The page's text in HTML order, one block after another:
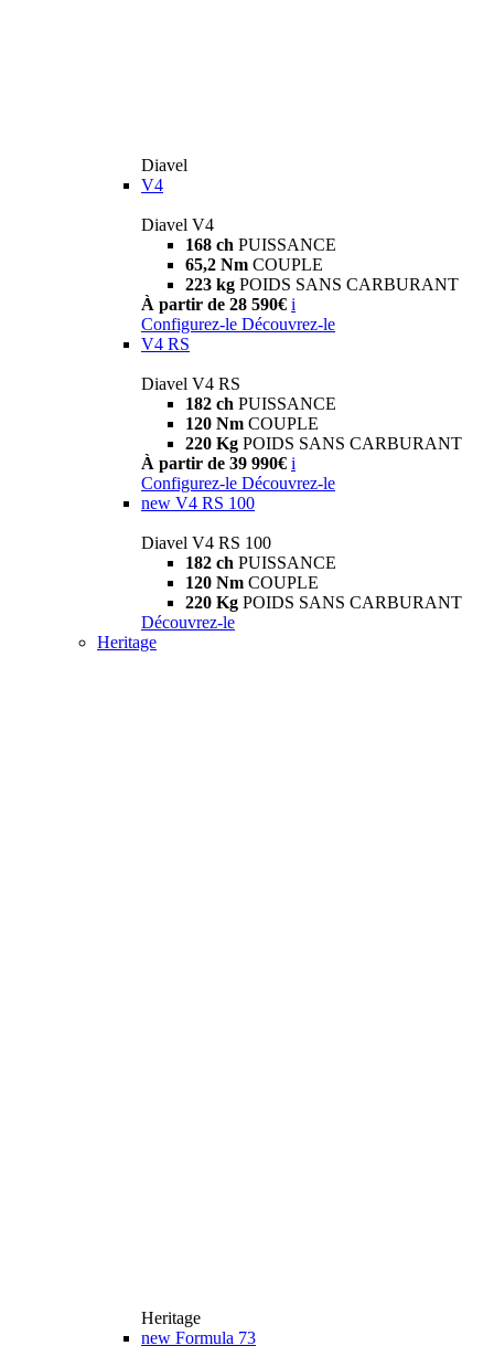
Diavel
V4
Diavel V4
168 ch PUISSANCE
65,2 Nm COUPLE
223 kg POIDS SANS CARBURANT
À partir de 28 590€ i
Configurez-le Découvrez-le
V4 RS
Diavel V4 RS
182 ch PUISSANCE
120 Nm COUPLE
220 Kg POIDS SANS CARBURANT
À partir de 39 990€ i
Configurez-le Découvrez-le
new V4 RS 100
Diavel V4 RS 100
182 ch PUISSANCE
120 Nm COUPLE
220 Kg POIDS SANS CARBURANT
Découvrez-le
Heritage
Heritage
new Formula 73